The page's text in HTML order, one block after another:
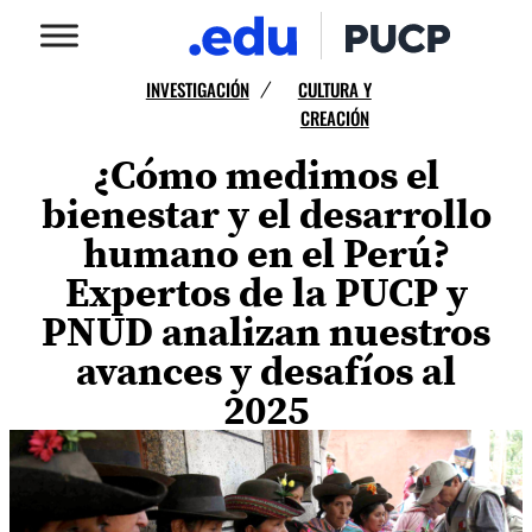
INVESTIGACIÓN /
CULTURA Y
CREACIÓN
¿Cómo medimos el
bienestar y el desarrollo
humano en el Perú?
Expertos de la PUCP y
PNUD analizan nuestros
avances y desafíos al
2025